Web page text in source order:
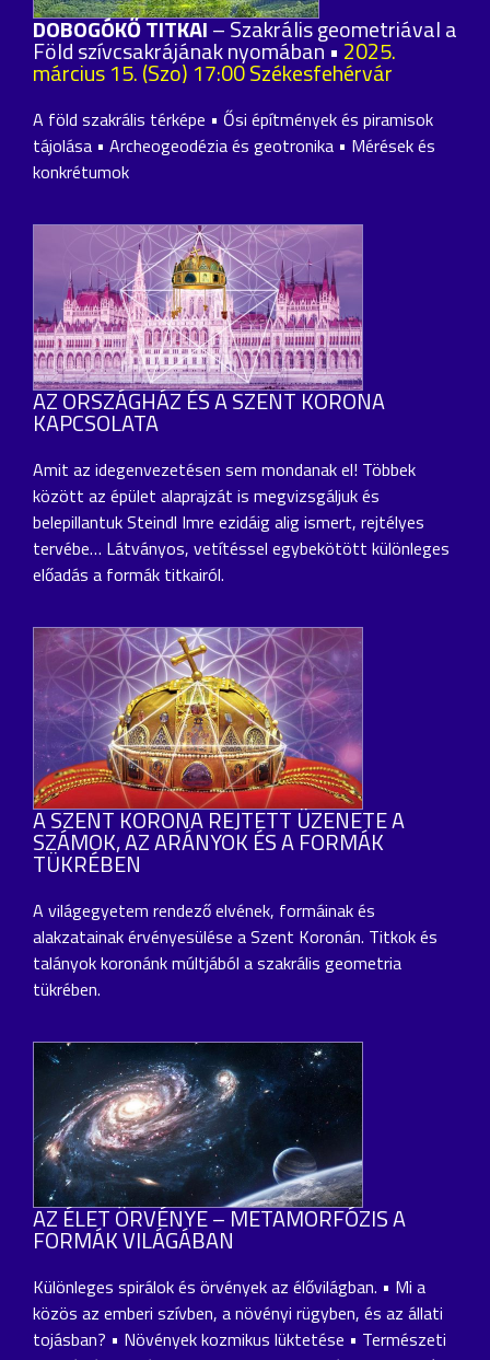
DOBOGÓKŐ TITKAI– Szakrális geometriával a
Föld szívcsakrájának nyomában • 2025.
március 15. (Szo) 17:00 Székesfehérvár
A föld szakrális térképe • Ősi építmények és piramisok
tájolása • Archeogeodézia és geotronika • Mérések és
konkrétumok
AZ ORSZÁGHÁZ ÉS A SZENT KORONA
KAPCSOLATA
Amit az idegenvezetésen sem mondanak el! Többek
között az épület alaprajzát is megvizsgáljuk és
belepillantuk Steindl Imre ezidáig alig ismert, rejtélyes
tervébe… Látványos, vetítéssel egybekötött különleges
előadás a formák titkairól.
A SZENT KORONA REJTETT ÜZENETE A
SZÁMOK, AZ ARÁNYOK ÉS A FORMÁK
TÜKRÉBEN
A világegyetem rendező elvének, formáinak és
alakzatainak érvényesülése a Szent Koronán. Titkok és
talányok koronánk múltjából a szakrális geometria
tükrében.
AZ ÉLET ÖRVÉNYE – METAMORFÓZIS A
FORMÁK VILÁGÁBAN
Különleges spirálok és örvények az élővilágban. • Mi a
közös az emberi szívben, a növényi rügyben, és az állati
tojásban? • Növények kozmikus lüktetése • Természeti